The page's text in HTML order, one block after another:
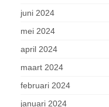
juni 2024
mei 2024
april 2024
maart 2024
februari 2024
januari 2024